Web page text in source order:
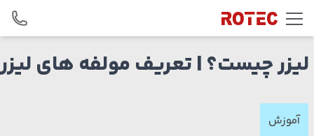
Skip to content
لیزر چیست؟ | تعریف مولفه های لیزر
آموزش